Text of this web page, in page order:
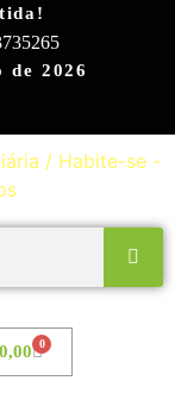
de 2026
0,00 0